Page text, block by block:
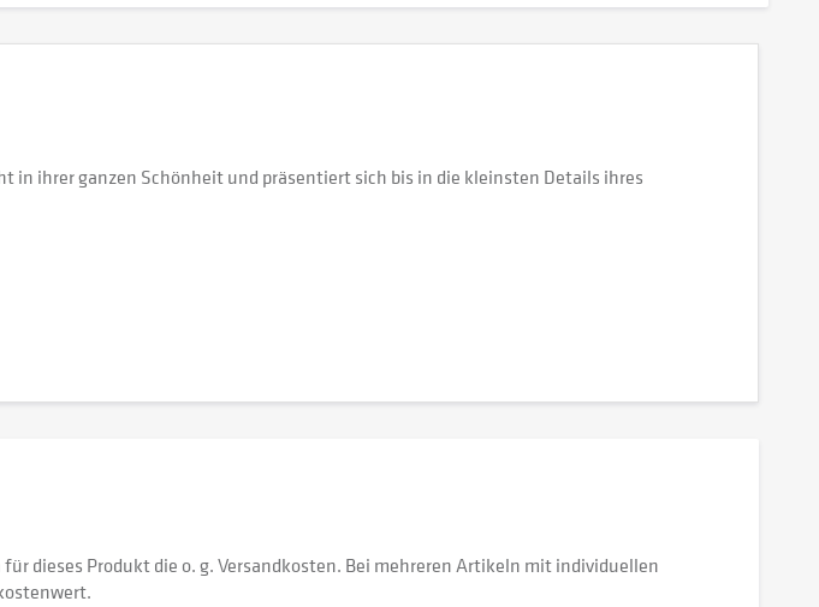
ihrer ganzen Schönheit und präsentiert sich bis in die kleinsten Details ihres
dieses Produkt die o. g. Versandkosten. Bei mehreren Artikeln mit individuellen